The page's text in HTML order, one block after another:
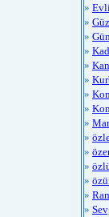
»
»
»
»
»
»
»
»
»
»
»
»
»
»
»